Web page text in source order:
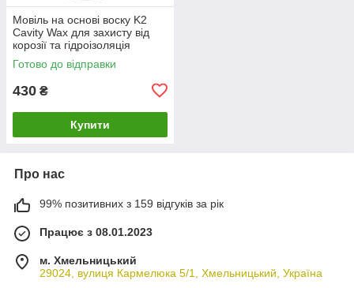
Мовіль на основі воску K2
Cavity Wax для захисту від
корозії та гідроізоляція
аерозоль 500 мл (L330)
Готово до відправки
430 ₴
Купити
Про нас
99% позитивних з 159 відгуків за рік
Працює з 08.01.2023
м. Хмельницький
29024, вулиця Кармелюка 5/1, Хмельницький, Україна